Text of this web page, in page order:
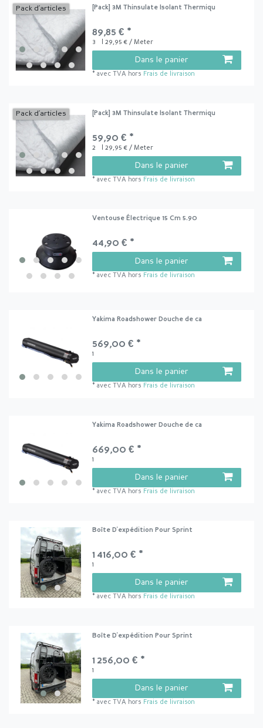
Pack d’articles [Pack] 3M Thinsulate Isolant Thermiqu
89,85 € *
3 | 29,95 € / Meter
Dans le panier
*avec TVA hors Frais de livraison
Pack d’articles [Pack] 3M Thinsulate Isolant Thermiqu
59,90 € *
2 | 29,95 € / Meter
Dans le panier
*avec TVA hors Frais de livraison
Ventouse Électrique 15 Cm 5.90
44,90 € *
Dans le panier
*avec TVA hors Frais de livraison
Yakima Roadshower Douche de ca
569,00 € *
1
Dans le panier
*avec TVA hors Frais de livraison
Yakima Roadshower Douche de ca
669,00 € *
1
Dans le panier
*avec TVA hors Frais de livraison
Boîte D'expédition Pour Sprint
1 416,00 € *
1
Dans le panier
*avec TVA hors Frais de livraison
Boîte D'expédition Pour Sprint
1 256,00 € *
1
Dans le panier
*avec TVA hors Frais de livraison